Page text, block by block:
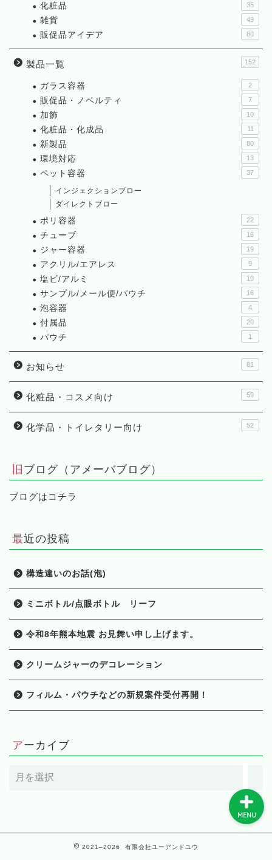
化粧品 35
雑貨 49
販促品アイデア 80
製品一覧 152
ガラス容器 2
販促品・ノベルティ 7
加飾 10
化粧品・化成品 11
新製品 80
環境対応 13
ペット容器 37
インジェクションブロー
ダイレクトブロー
ポリ容器 22
チューブ 16
ジャー容器 19
アクリル/エアレス 9
塩ビ/アルミ 10
サンプル/メール便/パウチ 16
泡容器 4
付属品 20
パウチ 1
お知らせ 81
化粧品・コスメ向け 59
化学品・トイレタリー向け 52
旧ブログ（アメーバブログ）
ブログはコチラ
最近の投稿
構造違いのお話(泡)
ミニボトル/点眼ボトル リーフ
令和8年熊本地震 お見舞い申し上げます。
クリームジャーのデコレーション
フィルム・パウチなどの新規案件受付再開！
アーカイブ
ア
ー
2021–2026 有限会社ユーアンドユウ
MENU
HOME
当社の強み